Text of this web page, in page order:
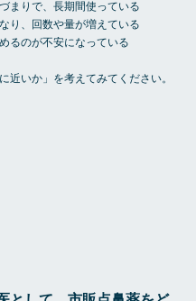
まりで、長期間使っている
り、回数や量が増えている
るのが不安になっている
近いか」を考えてみてください。